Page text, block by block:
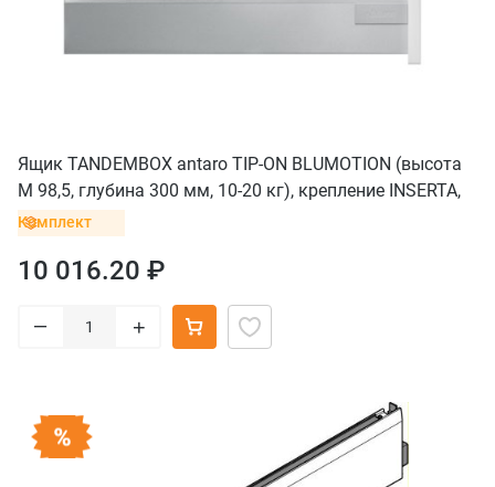
Ящик TANDEMBOX antaro TIP-ON BLUMOTION (высота
M 98,5, глубина 300 мм, 10-20 кг), крепление INSERTA,
серый
Комплект
10 016.20 ₽
– +